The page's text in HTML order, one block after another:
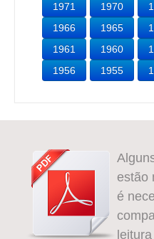
1971
1970
1966
1965
1961
1960
1956
1955
estão
é